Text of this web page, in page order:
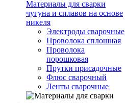
Материалы для сварки
чугуна и сплавов на основе
никеля
Электроды сварочные
Проволока сплошная
Проволока
порошковая
Прутки присадочные
Флюс сварочный
Ленты сварочные